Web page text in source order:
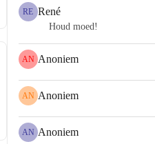
RE René
Houd moed!
AN Anoniem
AN Anoniem
AN Anoniem